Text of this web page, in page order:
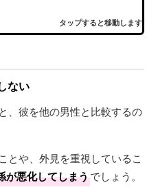
タップすると移動します
ない
、彼を他の男性と比較するの
とや、外見を重視しているこ
が悪化してしまうでしょう。